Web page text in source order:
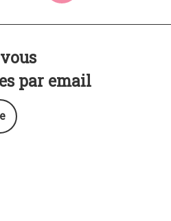
par email